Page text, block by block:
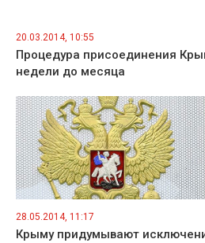
20.03.2014, 10:55
Процедура присоединения
недели до месяца
28.05.2014, 11:17
Крыму придумывают